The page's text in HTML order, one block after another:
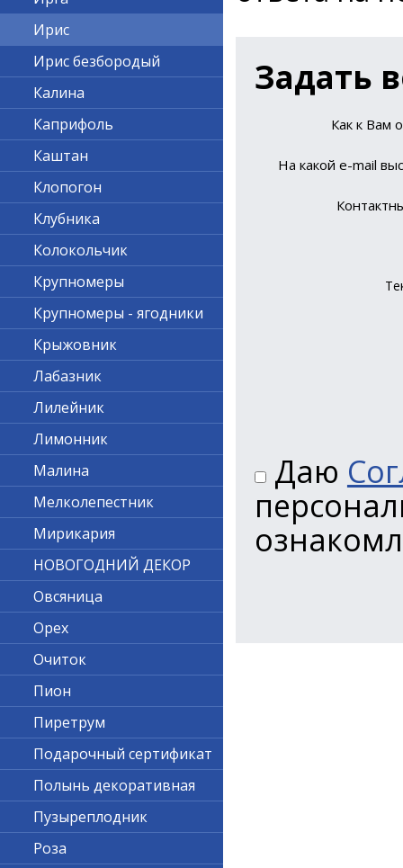
Задать
Как к Вам
На какой е-mail
Даю
Ирис
Ирис безбородый
Калина
Каприфоль
Каштан
Клопогон
Клубника
Колокольчик
Крупномеры
Крупномеры - ягодники
Крыжовник
Лабазник
Лилейник
Лимонник
Малина
Мелколепестник
Мирикария
НОВОГОДНИЙ ДЕКОР
Овсяница
Орех
Очиток
Пион
Пиретрум
Подарочный сертификат
Полынь декоративная
Пузыреплодник
Роза